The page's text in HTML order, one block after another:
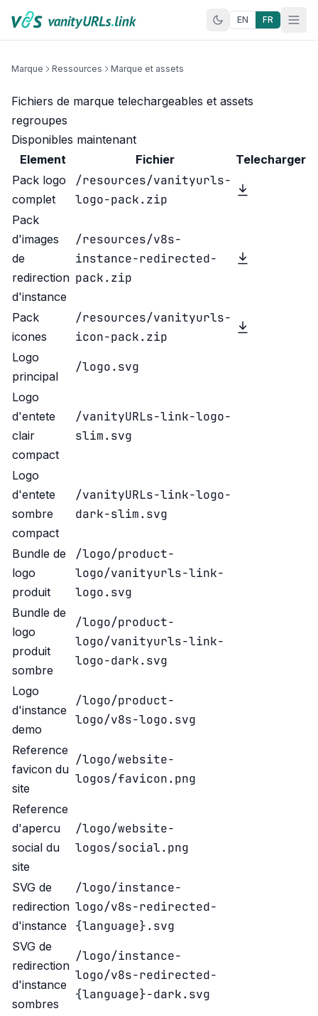
Aller au contenu
EN FR
Marque Ressources Marque et assets
Fichiers de marque telechargeables et assets
regroupes
Disponibles maintenant
Element
Fichier
Telecharger
Pack logo
complet
/resources/vanityurls-
logo-pack.zip
Pack
d'images
de
redirection
d'instance
/resources/v8s-
instance-redirected-
pack.zip
Pack
icones
/resources/vanityurls-
icon-pack.zip
Logo
principal
/logo.svg
Logo
d'entete
clair
compact
/vanityURLs-link-logo-
slim.svg
Logo
d'entete
sombre
compact
/vanityURLs-link-logo-
dark-slim.svg
Bundle de
logo
produit
/logo/product-
logo/vanityurls-link-
logo.svg
Bundle de
logo
produit
sombre
/logo/product-
logo/vanityurls-link-
logo-dark.svg
Logo
d'instance
demo
/logo/product-
logo/v8s-logo.svg
Reference
favicon du
site
/logo/website-
logos/favicon.png
Reference
d'apercu
social du
site
/logo/website-
logos/social.png
SVG de
redirection
d'instance
/logo/instance-
logo/v8s-redirected-
{language}.svg
SVG de
redirection
d'instance
sombres
/logo/instance-
logo/v8s-redirected-
{language}-dark.svg